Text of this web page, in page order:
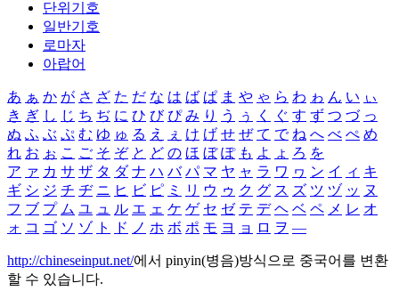
단위기호
일반기호
로마자
아랍어
あ ぁ か が さ ざ た だ な は ば ぱ ま や ゃ ら わ ゎ ん い ぃ
き ぎ し じ ち ぢ に ひ び ぴ み り う ぅ く ぐ す ず つ づ っ
ぬ ふ ぶ ぷ む ゆ ゅ る え ぇ け げ せ ぜ て で ね へ べ ぺ め
れ お ぉ こ ご そ ぞ と ど の ほ ぼ ぽ も よ ょ ろ を
ア ァ カ サ ザ タ ダ ナ ハ バ パ マ ヤ ャ ラ ワ ヮ ン イ ィ キ
ギ シ ジ チ ヂ ニ ヒ ビ ピ ミ リ ウ ゥ ク グ ス ズ ツ ヅ ッ ヌ
フ ブ プ ム ユ ュ ル エ ェ ケ ゲ セ ゼ テ デ ヘ ベ ペ メ レ オ
ォ コ ゴ ソ ゾ ト ド ノ ホ ボ ポ モ ヨ ョ ロ ヲ ―
http://chineseinput.net/에서 pinyin(병음)방식으로 중국어를 변환
할 수 있습니다.